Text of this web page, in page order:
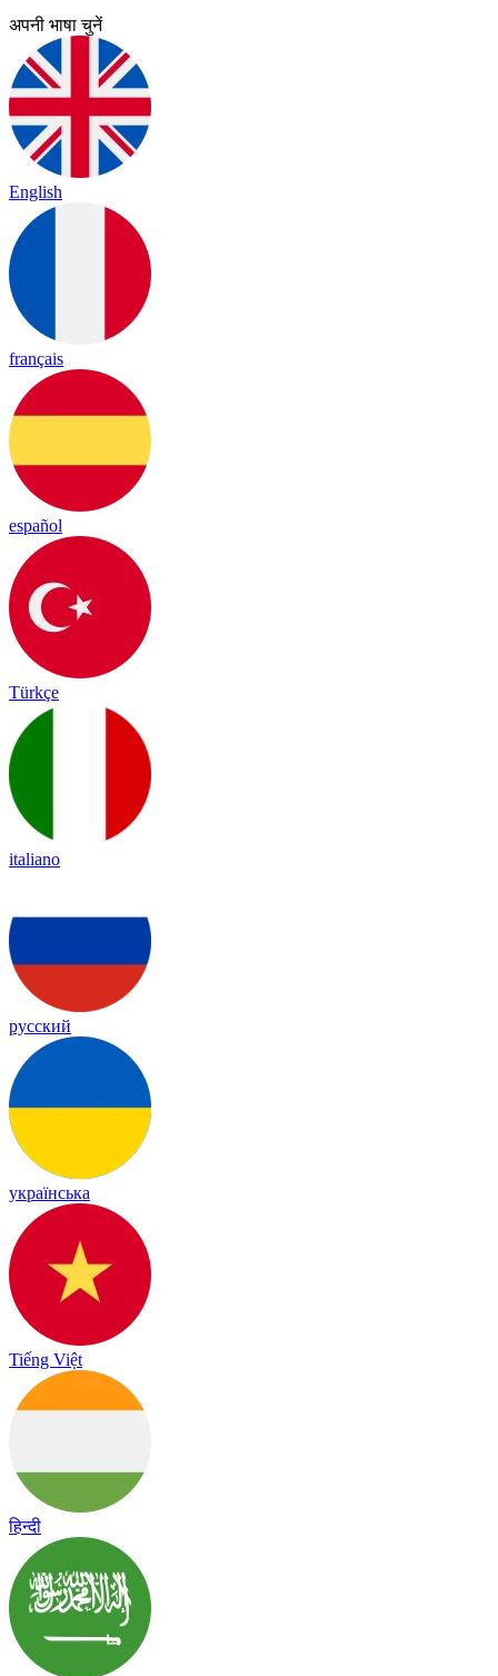
अपनी भाषा चुनें
English
français
español
Türkçe
italiano
русский
українська
Tiếng Việt
हिन्दी